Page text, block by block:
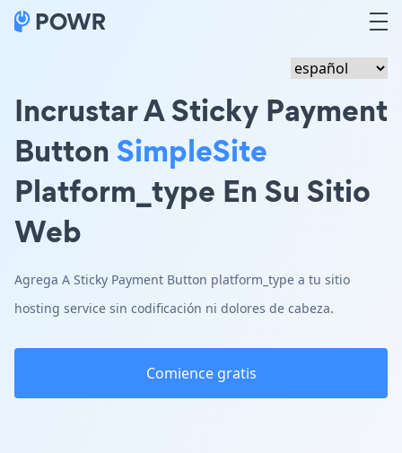
Incrustar A Sticky Payment
ButtonSimpleSite
Platform_type En Su Sitio
Web
Agrega A Sticky Payment Button platform_type a tu sitio
hosting service sin codificación ni dolores de cabeza.
Comience gratis